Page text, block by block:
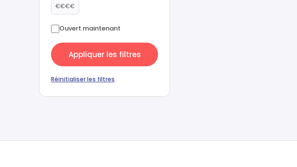
€€€€
Ouvert maintenant
Appliquer les filtres
Réinitialiser les filtres